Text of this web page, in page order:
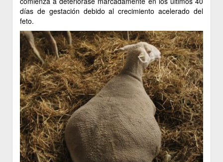
días de gestación debido al crecimiento acelerado del
feto.